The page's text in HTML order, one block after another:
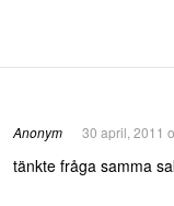
Anonym 30 april, 2011
tänkte fråga samma